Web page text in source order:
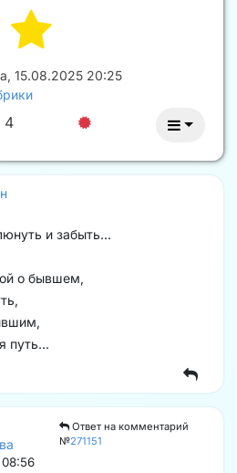
, 15.08.2025 20:25
4
и забыть...
о бывшем,
путь...
Ответ на комментарий
№271151